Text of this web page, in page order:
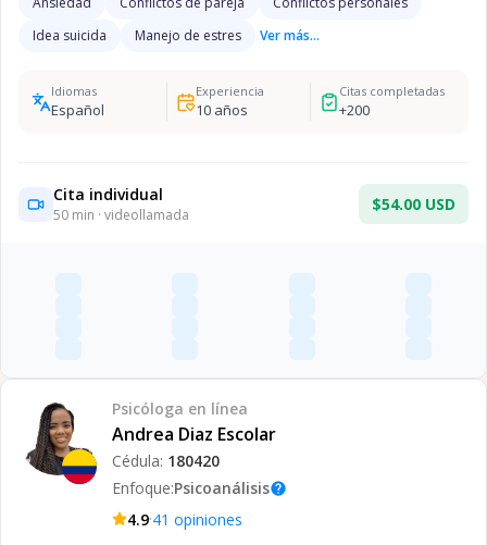
Idea suicida
Manejo de estres Ver más...
Idiomas
Español
Experiencia
10años
Citas completadas
+200
Cita individual
50 min · videollamada
$54.00 USD
Psicóloga en línea
Andrea Diaz Escolar
Cédula: 180420
Enfoque:Psicoanálisishelp
4.9·41 opiniones